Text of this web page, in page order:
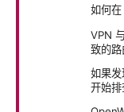
如何在
VPN
致的路
如果
开始排